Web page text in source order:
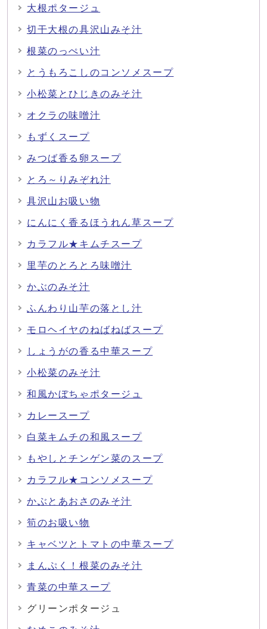
大根ポタージュ
切干大根の具沢山みそ汁
根菜のっぺい汁
とうもろこしのコンソメスープ
小松菜とひじきのみそ汁
オクラの味噌汁
もずくスープ
みつば香る卵スープ
とろ～りみぞれ汁
具沢山お吸い物
にんにく香るほうれん草スープ
カラフル★キムチスープ
里芋のとろとろ味噌汁
かぶのみそ汁
ふんわり山芋の落とし汁
モロヘイヤのねばねばスープ
しょうがの香る中華スープ
小松菜のみそ汁
和風かぼちゃポタージュ
カレースープ
白菜キムチの和風スープ
もやしとチンゲン菜のスープ
カラフル★コンソメスープ
かぶとあおさのみそ汁
筍のお吸い物
キャベツとトマトの中華スープ
まんぷく！根菜のみそ汁
青菜の中華スープ
グリーンポタージュ